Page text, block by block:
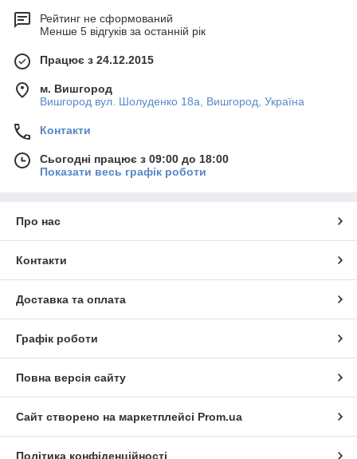
Рейтинг не сформований
Менше 5 відгуків за останній рік
Працює з 24.12.2015
м. Вишгород
Вишгород вул. Шолуденко 18а, Вишгород, Україна
Контакти
Сьогодні працює з 09:00 до 18:00
Показати весь графік роботи
Про нас
Контакти
Доставка та оплата
Графік роботи
Повна версія сайту
Сайт створено на маркетплейсі Prom.ua
Політика конфіденційності